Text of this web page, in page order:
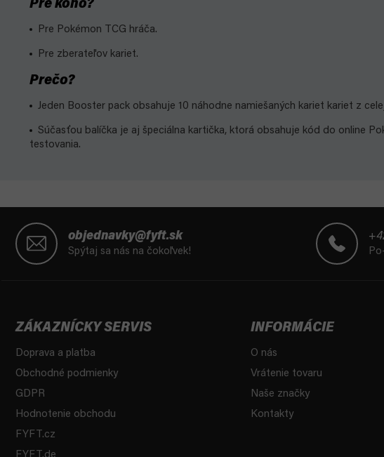
Pre koho?
Pre Pokémon TCG hráča.
Pre zberateľov kariet.
Prečo?
Jeden Booster pack obsahuje 10 náhodne namiešaných kariet kariet z
Súčasťou balíčka je aj špeciálna kartička, ktorá obsahuje kód do online
testovania.
objednavky@fyft.sk
Spýtaj sa nás na čokoľvek!
ZÁKAZNÍCKY SERVIS
Doprava a platba
Obchodné podmienky
GDPR
Hodnotenie obchodu
FYFT.cz
INFORMÁCIE
O nás
Vrátenie tovaru
Naše značky
Kontakty